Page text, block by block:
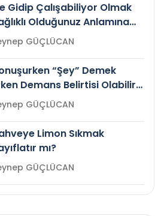
Gidip Çalışabiliyor Olmak
Olduğunuz Anlamına
mi?Zeynep GÜÇLÜCAN
“Şey” Demek
Demans Belirtisi Olabilir
Zeynep GÜÇLÜCAN
Limon Sıkmak
mı?
Zeynep GÜÇLÜCAN